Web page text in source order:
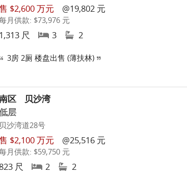
$2,600 万元 @19,802 元
月供款: $73,976 元
尺 3 2
3房 2厕 楼盘出售 (薄扶林)
区
贝沙湾
层
沙湾道28号
$2,100 万元 @25,516 元
月供款: $59,750 元
尺 2 2